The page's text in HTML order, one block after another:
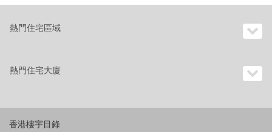
熱門住宅區域
熱門住宅大廈
香港樓宇目錄